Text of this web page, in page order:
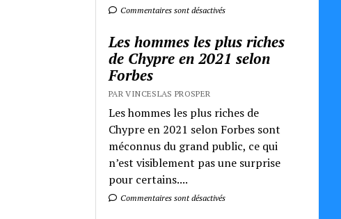
Commentaires sont désactivés
Les hommes les plus riches
de Chypre en 2021 selon
Forbes
PAR VINCESLAS PROSPER
Les hommes les plus riches de
Chypre en 2021 selon Forbes sont
méconnus du grand public, ce qui
n’est visiblement pas une surprise
pour certains....
Commentaires sont désactivés